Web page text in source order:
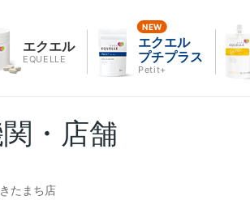
エクエル
EQUELLE
エクエル
プチプラス
Petit+
・店舗
たまち店